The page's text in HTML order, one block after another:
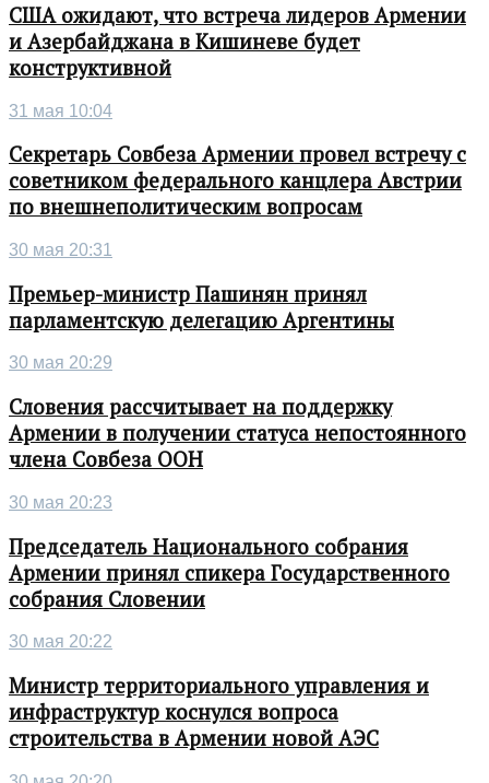
США ожидают, что встреча лидеров Армении
и Азербайджана в Кишиневе будет
конструктивной
31 мая 10:04
Секретарь Совбеза Армении провел встречу с
советником федерального канцлера Австрии
по внешнеполитическим вопросам
30 мая 20:31
Премьер-министр Пашинян принял
парламентскую делегацию Аргентины
30 мая 20:29
Словения рассчитывает на поддержку
Армении в получении статуса непостоянного
члена Совбеза ООН
30 мая 20:23
Председатель Национального собрания
Армении принял спикера Государственного
собрания Словении
30 мая 20:22
Министр территориального управления и
инфраструктур коснулся вопроса
строительства в Армении новой АЭС